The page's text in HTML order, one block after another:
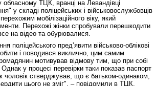
обласному ТЦК, вранці на Левандівці
у складі поліцейських і військовослужбовців
мобілізаційного віку, який
Перехожі жінки спробували перешкодити
на відео та обурювалися.
поліцейського пред’явити військово-облікові
і поводився виклично, цим самим
мотивував відмову тим, що при собі
у процесі перевірки таки показав паспорт
чоловік стверджував, що є батьком-одинаком,
цього не зміг", – повідомили в ТЦК.